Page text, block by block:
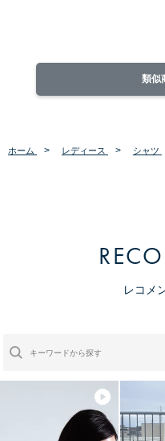
類似
ホーム > レディース > シャツ
レコメ